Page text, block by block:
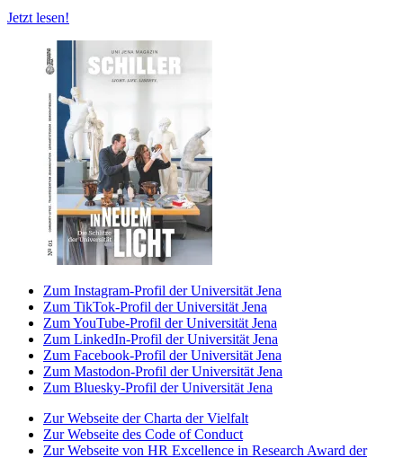
Jetzt lesen!
Zum Instagram-Profil der Universität Jena
Zum TikTok-Profil der Universität Jena
Zum YouTube-Profil der Universität Jena
Zum LinkedIn-Profil der Universität Jena
Zum Facebook-Profil der Universität Jena
Zum Mastodon-Profil der Universität Jena
Zum Bluesky-Profil der Universität Jena
Zur Webseite der Charta der Vielfalt
Zur Webseite des Code of Conduct
Zur Webseite von HR Excellence in Research Award der